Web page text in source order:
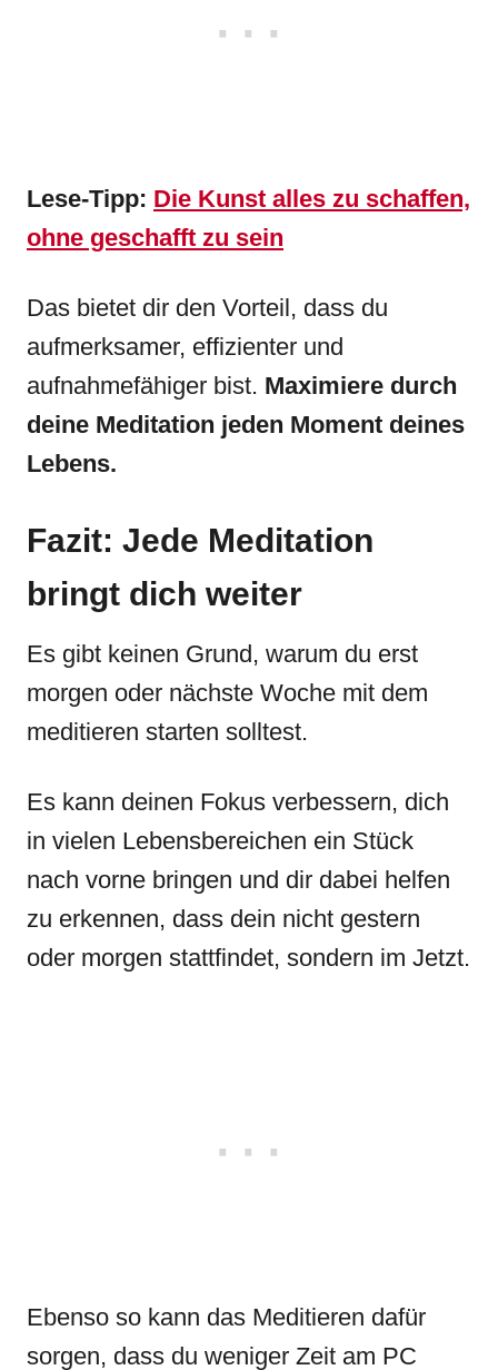
Lese-Tipp: Die Kunst alles zu schaffen,
ohne geschafft zu sein
Das bietet dir den Vorteil, dass du
aufmerksamer, effizienter und
aufnahmefähiger bist. Maximiere durch
deine Meditation jeden Moment deines
Lebens.
Fazit: Jede Meditation
bringt dich weiter
Es gibt keinen Grund, warum du erst
morgen oder nächste Woche mit dem
meditieren starten solltest.
Es kann deinen Fokus verbessern, dich
in vielen Lebensbereichen ein Stück
nach vorne bringen und dir dabei helfen
zu erkennen, dass dein nicht gestern
oder morgen stattfindet, sondern im Jetzt.
Ebenso so kann das Meditieren dafür
sorgen, dass du weniger Zeit am PC